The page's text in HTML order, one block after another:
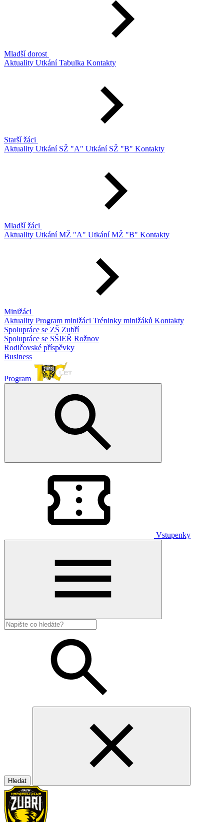
Mladší dorost
Aktuality UtkáníTabulka Kontakty
Starší žáci
Aktuality Utkání SŽ "A" Utkání SŽ "B" Kontakty
Mladší žáci
Aktuality Utkání MŽ "A" Utkání MŽ "B" Kontakty
Minižáci
Aktuality Program minižáci Tréninky minižáků Kontakty
Spolupráce se ZŠ Zubří
Spolupráce se SŠIEŘ Rožnov
Rodičovské příspěvky
Business
Program
Vstupenky
Hledat